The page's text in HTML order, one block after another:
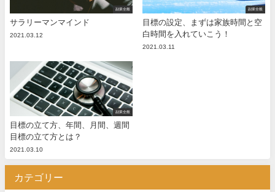
副業全般
サラリーマンマインド
2021.03.12
副業全般
目標の設定、まずは家族時間と空
白時間を入れていこう！
2021.03.11
副業全般
目標の立て方、年間、月間、週間
目標の立て方とは？
2021.03.10
カテゴリー